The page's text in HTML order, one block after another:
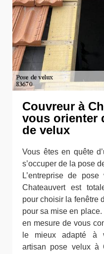
Couvreur à
vous orienter
de velux
Vous êtes en quête
s’occuper de la pose
L’entreprise de
Chateauvert est
pour choisir la fenêtre
pour sa mise en
en mesure de vous
le mieux adapté à
artisan pose velux à